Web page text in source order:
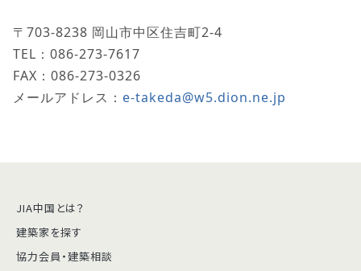
〒703-8238 岡山市中区住吉町2-4
TEL：086-273-7617
FAX：086-273-0326
メールアドレス： e-takeda@w5.dion.ne.jp
JIA中国とは？
建築家を探す
協力会員・建築相談